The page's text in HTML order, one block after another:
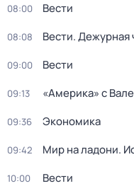
08:00 Вести
08:08 Вести. Дежурная
09:00 Вести
09:13 «Америка» с
09:36 Экономика
09:42 Мир на ладони.
10:00 Вести